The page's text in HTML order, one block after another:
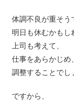
体調不良が重そう
明日も休むかもし
上司も考えて、
仕事をあらかじめ、
調整することでし
ですから、